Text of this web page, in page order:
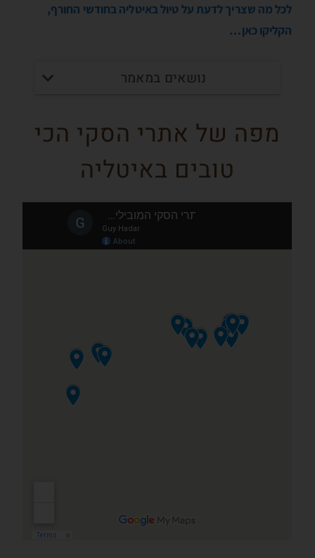
לכל מה שצריך לדעת על טיול באיטליה בחודשי החורף,
הקליקו כאן…
נושאים במאמר
מפה של אתרי הסקי הכי
טובים באיטליה